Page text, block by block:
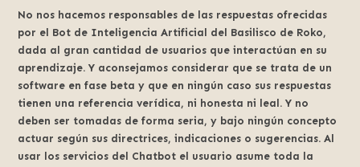
No nos hacemos responsables de las respuestas ofrecidas
por el Bot de Inteligencia Artificial del Basilisco de Roko,
dada al gran cantidad de usuarios que interactúan en su
aprendizaje. Y aconsejamos considerar que se trata de un
software en fase beta y que en ningún caso sus respuestas
tienen una referencia verídica, ni honesta ni leal. Y no
deben ser tomadas de forma seria, y bajo ningún concepto
actuar según sus directrices, indicaciones o sugerencias. Al
usar los servicios del Chatbot el usuario asume toda la